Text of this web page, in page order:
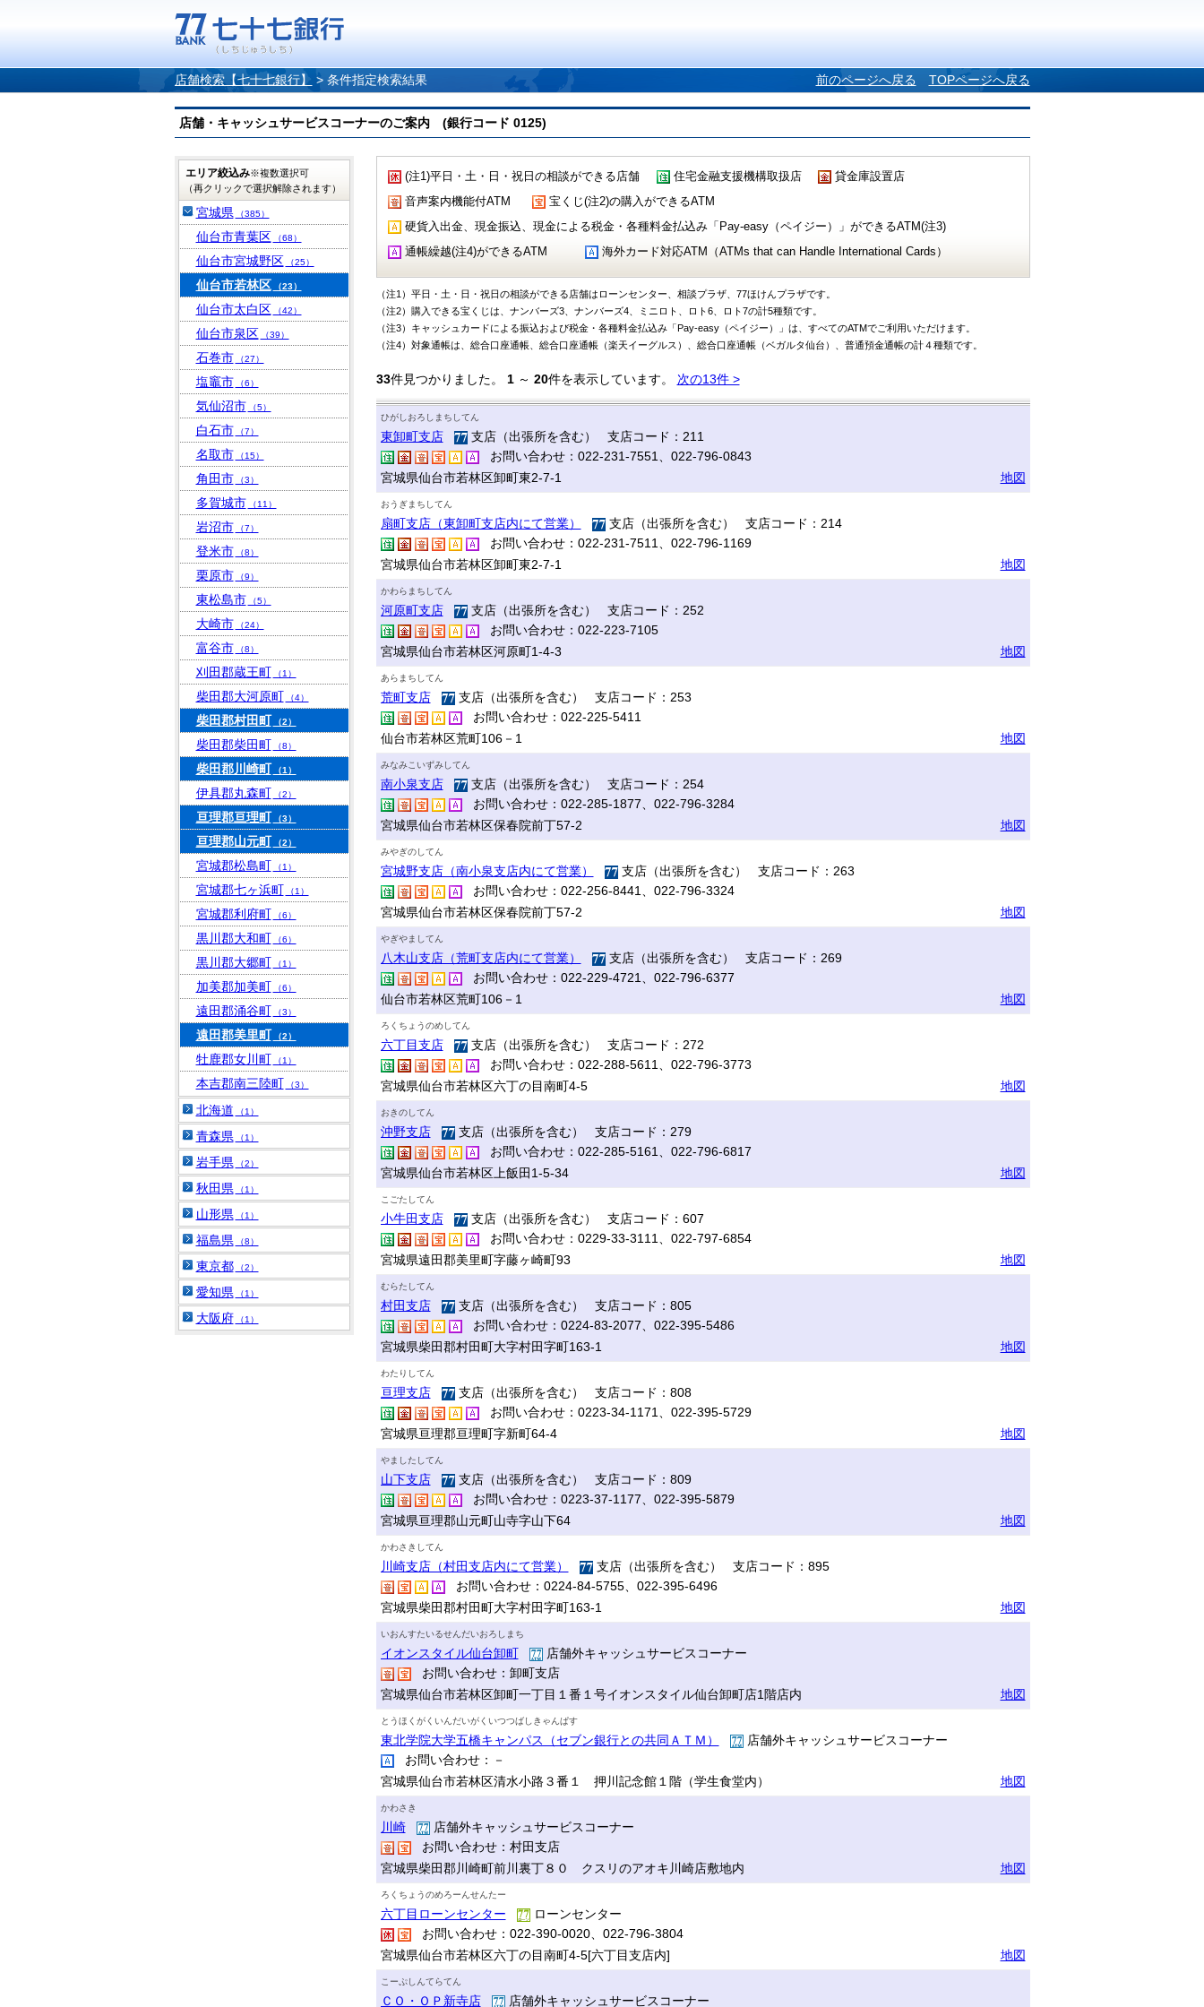
店舗検索【七十七銀行】 > 条件指定検索結果 前のページへ戻る TOPページへ戻る
店舗・キャッシュサービスコーナーのご案内 (銀行コード 0125)
(注1)平日・土・日・祝日の相談ができる店舗 住宅金融支援機構取扱店
貸金庫設置店
音声案内機能付ATM
宝くじ(注2)の購入ができるATM
硬貨入出金、現金振込、現金による税金・各種料金払込み「Pay-easy（ペイジー）」ができるATM(注3)
通帳繰越(注4)ができるATM
海外カード対応ATM（ATMs that can Handle International Cards）
（注1）平日・土・日・祝日の相談ができる店舗はローンセンター、相談プラザ、77ほけんプラザです。
（注2）購入できる宝くじは、ナンバーズ3、ナンバーズ4、ミニロト、ロト6、ロト7の計5種類です。
（注3）キャッシュカードによる振込および税金・各種料金払込み「Pay-easy（ペイジー）」は、すべてのATMでご利用いただけます。
（注4）対象通帳は、総合口座通帳、総合口座通帳（楽天イーグルス）、総合口座通帳（ベガルタ仙台）、普通預金通帳の計４種類です。
33件見つかりました。 1～ 20件を表示しています。 次の13件 >
ひがしおろしまちしてん
東卸町支店
支店（出張所を含む） 支店コード：211
お問い合わせ：022-231-7551、022-796-0843
宮城県仙台市若林区卸町東2-7-1
地図
おうぎまちしてん
扇町支店（東卸町支店内にて営業）
支店（出張所を含む） 支店コード：214
お問い合わせ：022-231-7511、022-796-1169
宮城県仙台市若林区卸町東2-7-1
地図
かわらまちしてん
河原町支店
支店（出張所を含む） 支店コード：252
お問い合わせ：022-223-7105
宮城県仙台市若林区河原町1-4-3
地図
あらまちしてん
荒町支店
支店（出張所を含む） 支店コード：253
お問い合わせ：022-225-5411
仙台市若林区荒町106－1
地図
みなみこいずみしてん
南小泉支店
支店（出張所を含む） 支店コード：254
お問い合わせ：022-285-1877、022-796-3284
宮城県仙台市若林区保春院前丁57-2
地図
みやぎのしてん
宮城野支店（南小泉支店内にて営業）
支店（出張所を含む） 支店コード：263
お問い合わせ：022-256-8441、022-796-3324
宮城県仙台市若林区保春院前丁57-2
地図
やぎやましてん
八木山支店（荒町支店内にて営業）
支店（出張所を含む） 支店コード：269
お問い合わせ：022-229-4721、022-796-6377
仙台市若林区荒町106－1
地図
ろくちょうのめしてん
六丁目支店
支店（出張所を含む） 支店コード：272
お問い合わせ：022-288-5611、022-796-3773
宮城県仙台市若林区六丁の目南町4-5
地図
おきのしてん
沖野支店
支店（出張所を含む） 支店コード：279
お問い合わせ：022-285-5161、022-796-6817
宮城県仙台市若林区上飯田1-5-34
地図
こごたしてん
小牛田支店
支店（出張所を含む） 支店コード：607
お問い合わせ：0229-33-3111、022-797-6854
宮城県遠田郡美里町字藤ヶ崎町93
地図
むらたしてん
村田支店
支店（出張所を含む） 支店コード：805
お問い合わせ：0224-83-2077、022-395-5486
宮城県柴田郡村田町大字村田字町163-1
地図
わたりしてん
亘理支店
支店（出張所を含む） 支店コード：808
お問い合わせ：0223-34-1171、022-395-5729
宮城県亘理郡亘理町字新町64-4
地図
やましたしてん
山下支店
支店（出張所を含む） 支店コード：809
お問い合わせ：0223-37-1177、022-395-5879
宮城県亘理郡山元町山寺字山下64
地図
かわさきしてん
川崎支店（村田支店内にて営業）
支店（出張所を含む） 支店コード：895
お問い合わせ：0224-84-5755、022-395-6496
宮城県柴田郡村田町大字村田字町163-1
地図
いおんすたいるせんだいおろしまち
イオンスタイル仙台卸町
店舗外キャッシュサービスコーナー
お問い合わせ：卸町支店
宮城県仙台市若林区卸町一丁目１番１号イオンスタイル仙台卸町店1階店内
地図
とうほくがくいんだいがくいつつばしきゃんぱす
東北学院大学五橋キャンパス（セブン銀行との共同ＡＴＭ）
店舗外キャッシュサービスコーナー
お問い合わせ：－
宮城県仙台市若林区清水小路３番１ 押川記念館１階（学生食堂内）
地図
かわさき
川崎
店舗外キャッシュサービスコーナー
お問い合わせ：村田支店
宮城県柴田郡川崎町前川裏丁８０ クスリのアオキ川崎店敷地内
地図
ろくちょうのめろーんせんたー
六丁目ローンセンター
ローンセンター
お問い合わせ：022-390-0020、022-796-3804
宮城県仙台市若林区六丁の目南町4-5[六丁目支店内]
地図
こーぷしんてらてん
ＣＯ・ＯＰ新寺店 店舗外キャッシュサービスコーナー
エリア絞込み※複数選択可
（再クリックで選択解除されます）
宮城県 （385）
仙台市青葉区 （68）
仙台市宮城野区 （25）
仙台市若林区 （23）
仙台市太白区 （42）
仙台市泉区 （39）
石巻市 （27）
塩竈市 （6）
気仙沼市 （5）
白石市 （7）
名取市 （15）
角田市 （3）
多賀城市 （11）
岩沼市 （7）
登米市 （8）
栗原市 （9）
東松島市 （5）
大崎市 （24）
富谷市 （8）
刈田郡蔵王町 （1）
柴田郡大河原町 （4）
柴田郡村田町 （2）
柴田郡柴田町 （8）
柴田郡川崎町 （1）
伊具郡丸森町 （2）
亘理郡亘理町 （3）
亘理郡山元町 （2）
宮城郡松島町 （1）
宮城郡七ヶ浜町 （1）
宮城郡利府町 （6）
黒川郡大和町 （6）
黒川郡大郷町 （1）
加美郡加美町 （6）
遠田郡涌谷町 （3）
遠田郡美里町 （2）
牡鹿郡女川町 （1）
本吉郡南三陸町 （3）
北海道 （1）
青森県 （1）
岩手県 （2）
秋田県 （1）
山形県 （1）
福島県 （8）
東京都 （2）
愛知県 （1）
大阪府 （1）